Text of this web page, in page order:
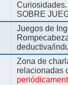
SOBRE
Juegos de
deductiva/
Zona de
relacionadas